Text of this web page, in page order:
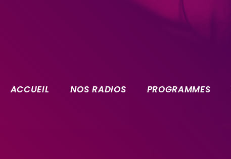
ACCUEIL NOS RADIOS PROGRAMMES